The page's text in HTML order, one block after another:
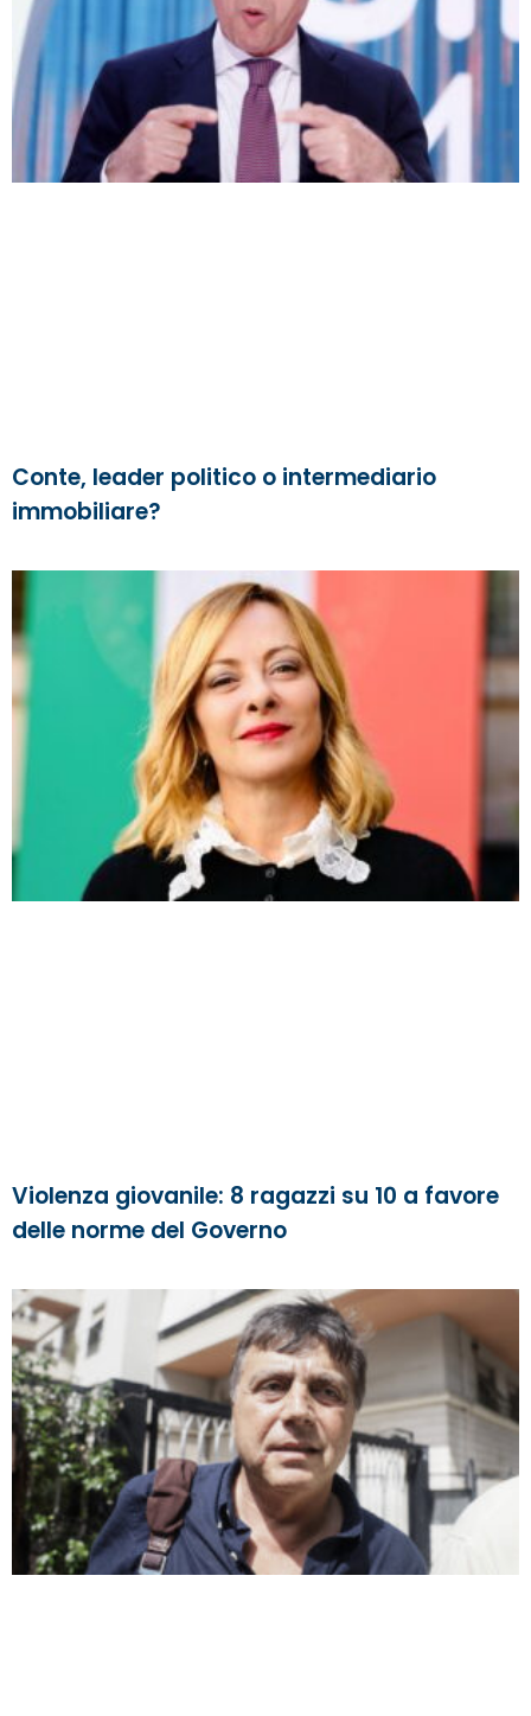
Conte, leader politico o intermediario
immobiliare?
Violenza giovanile: 8 ragazzi su 10 a favore
delle norme del Governo